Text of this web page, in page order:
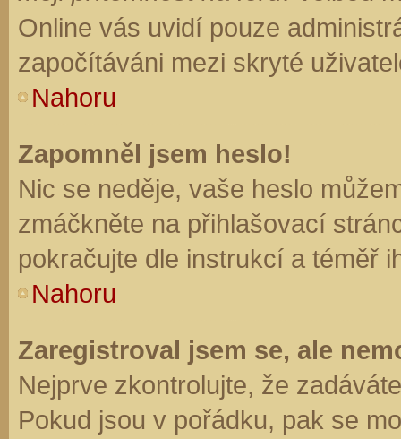
Online vás uvidí pouze
započítáváni mezi skryté
Nahoru
Zapomněl jsem heslo!
Nic se neděje, vaše heslo
zmáčkněte na přihlašovací
pokračujte dle instrukcí a téměř
Nahoru
Zaregistroval jsem se, ale
Nejprve zkontrolujte, že
Pokud jsou v pořádku, pak se